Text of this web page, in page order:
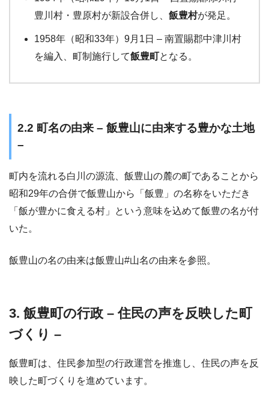
豊川村・豊原村が新設合併し、 飯豊村が発足。
1958年（昭和33年）9月1日 – 南置賜郡中津川村
を編入、町制施行して飯豊町となる。
2.2 町名の由来 – 飯豊山に由来する豊かな土地
–
町内を流れる白川の源流、飯豊山の麓の町であることから
昭和29年の合併で飯豊山から「飯豊」の名称をいただき
「飯が豊かに食える村」という意味を込めて飯豊の名が付
いた。
飯豊山の名の由来は飯豊山#山名の由来を参照。
3. 飯豊町の行政 – 住民の声を反映した町
づくり –
飯豊町は、住民参加型の行政運営を推進し、住民の声を反
映した町づくりを進めています。